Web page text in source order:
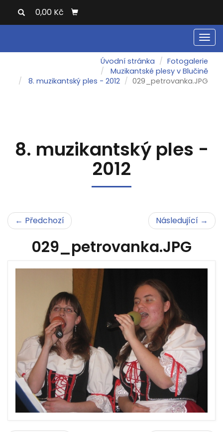
0,00 Kč
Úvodní stránka
Fotogalerie
Muzikantské plesy v Blučině
8. muzikantský ples - 2012
029_petrovanka.JPG
8. muzikantský ples -
2012
← Předchozí Následující →
029_petrovanka.JPG